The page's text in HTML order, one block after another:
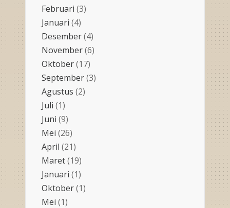
Februari (3)
Januari (4)
Desember(4)
November(6)
Oktober(17)
September(3)
Agustus (2)
Juli (1)
Juni (9)
Mei (26)
April (21)
Maret(19)
Januari (1)
Oktober(1)
Mei (1)